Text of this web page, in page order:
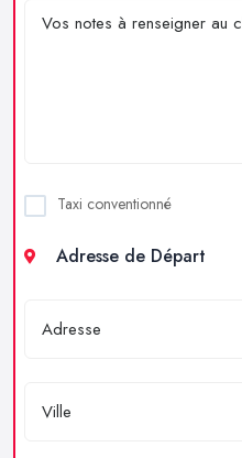
Taxi conventionné
Adresse de Départ